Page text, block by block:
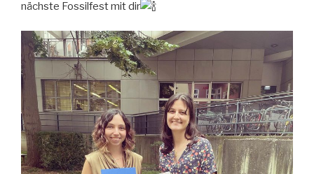
nächste Fossilfest mit dir